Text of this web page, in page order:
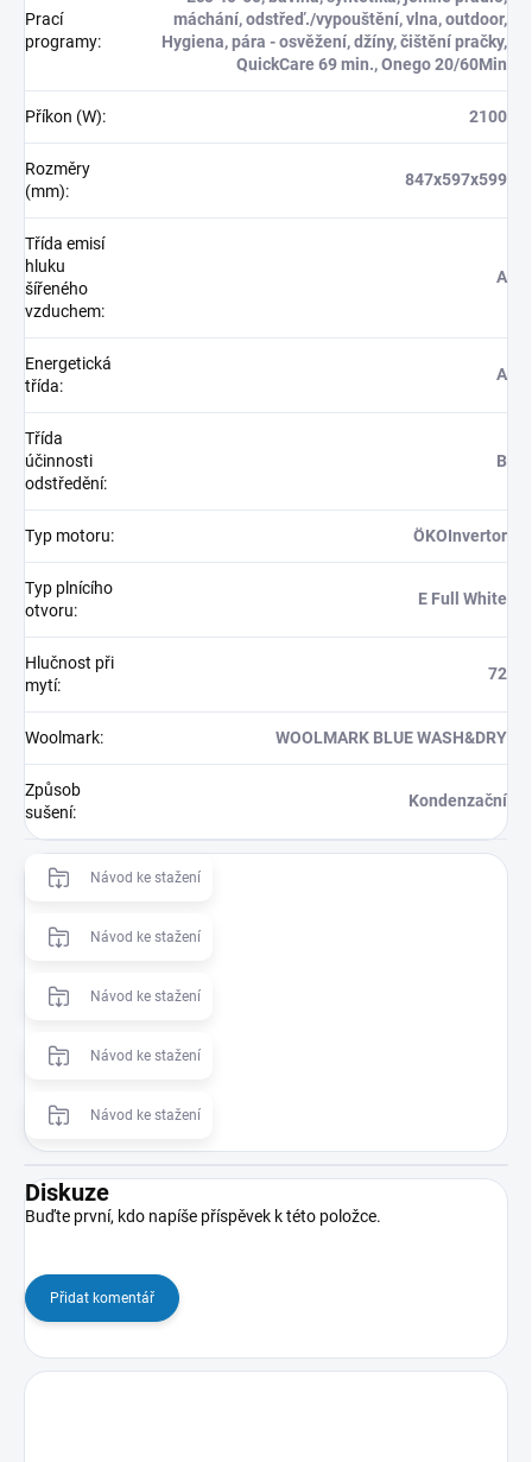
Prací
programy:
máchání, odstřeď./vypouštění, vlna, outdoor,
Hygiena, pára - osvěžení, džíny, čištění pračky,
QuickCare 69 min., Onego 20/60Min
Příkon (W): 2100
Rozměry
(mm):
847x597x599
Třída emisí
hluku
šířeného
vzduchem:
A
Energetická
třída:
A
Třída
účinnosti
odstředění:
B
Typ motoru: ÖKOInvertor
Typ plnícího
otvoru:
E Full White
Hlučnost při
mytí:
72
Woolmark: WOOLMARK BLUE WASH&DRY
Způsob
sušení:
Kondenzační
Návod ke stažení
Návod ke stažení
Návod ke stažení
Návod ke stažení
Návod ke stažení
Diskuze
Buďte první, kdo napíše příspěvek k této položce.
Přidat komentář